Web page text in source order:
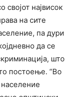
својот највисок
на сите
па дури
да се
што
постоење. “Во